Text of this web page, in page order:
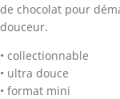
de chocolat pour
douceur.
• collectionnable
• ultra douce
• format mini